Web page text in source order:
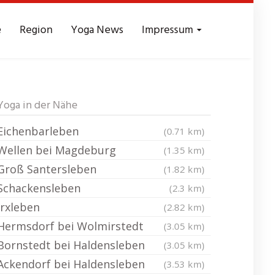
Region Yoga News Impressum
in der Nähe
(0.71 km)
bei Magdeburg (1.35 km)
Santersleben (1.82 km)
(2.3 km)
(2.82 km)
bei Wolmirstedt (3.05 km)
bei Haldensleben (3.05 km)
bei Haldensleben (3.53 km)